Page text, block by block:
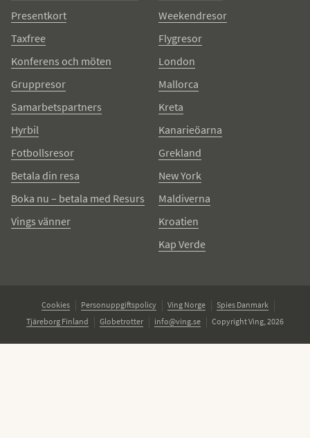
Presentkort
Taxfree
Konferens och möten
Gruppresor
Samarbetspartners
Hyrbil
Fotbollsresor
Betala din resa
Boka nu – betala med Resurs
Vings vänner
Weekendresor
Flygresor
London
Mallorca
Kreta
Kanarieöarna
Grekland
New York
Maldiverna
Kroatien
Kap Verde
Cookies Personuppgiftspolicy Ving Norge
Spies Danmark
Tjäreborg Finland
Globetrotter info@ving.se Copyright Ving, 2026